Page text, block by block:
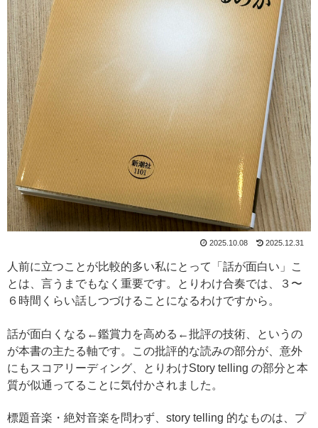
2025.10.08 2025.12.31
人前に立つことが比較的多い私にとって「話が面白い」こ
とは、言うまでもなく重要です。とりわけ合奏では、３〜
６時間くらい話しつづけることになるわけですから。
話が面白くなる←鑑賞力を高める←批評の技術、というの
が本書の主たる軸です。この批評的な読みの部分が、意外
にもスコアリーディング、とりわけStory telling の部分と本
質が似通ってることに気付かされました。
標題音楽・絶対音楽を問わず、story telling 的なものは、プ